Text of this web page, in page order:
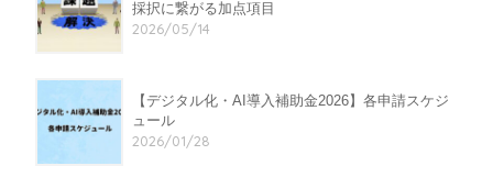
採択に繋がる加点項目
2026/05/14
【デジタル化・AI導入補助金2026】各申請スケジ
ュール
2026/01/28